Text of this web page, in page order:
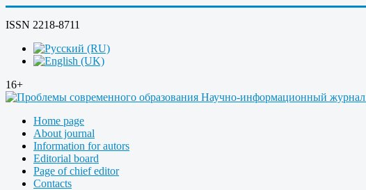
ISSN 2218-8711
16+
Home page
About journal
Information for autors
Editorial board
Page of chief editor
Contacts